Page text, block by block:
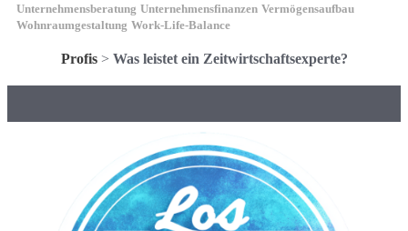
Unternehmensberatung Unternehmensfinanzen Vermögensaufbau
Wohnraumgestaltung Work-Life-Balance
Profis> Was leistet ein Zeitwirtschaftsexperte?